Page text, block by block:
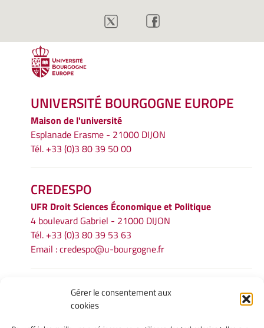
Gérer le consentement aux
cookies
UNIVERSITÉ BOURGOGNE EUROPE
Maison de l'université
Esplanade Erasme - 21000 DIJON
Tél. +33 (0)3 80 39 50 00
CREDESPO
UFR Droit Sciences Économique et Politique
4 boulevard Gabriel - 21000 DIJON
Tél. +33 (0)3 80 39 53 63
Email :credespo@u-bourgogne.fr
INFORMATIONS LÉGALES
Mentions légales